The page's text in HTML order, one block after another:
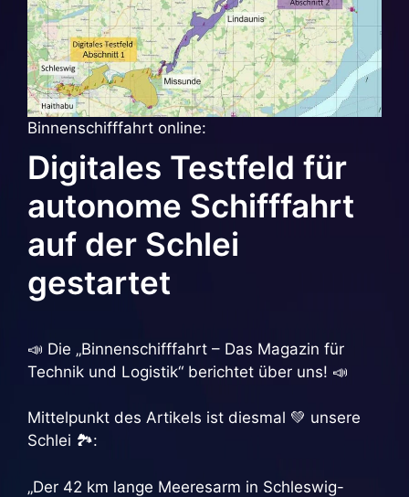
Binnenschifffahrt online:
Digitales Testfeld für
autonome Schifffahrt
auf der Schlei
gestartet
📣 Die „Binnenschifffahrt – Das Magazin für
Technik und Logistik“ berichtet über uns! 📣
Mittelpunkt des Artikels ist diesmal 💚 unsere
Schlei 🏞:
„Der 42 km lange Meeresarm in Schleswig-